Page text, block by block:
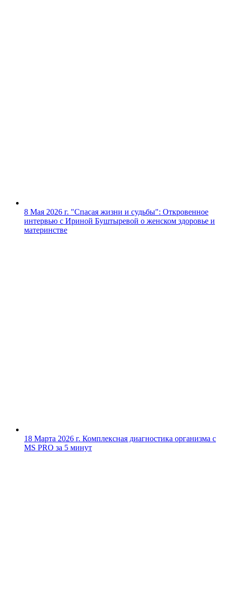
8 Мая 2026 г. "Спасая жизни и судьбы": Откровенное
интервью с Ириной Буштыревой о женском здоровье и
материнстве
18 Марта 2026 г. Комплексная диагностика организма с
MS PRO за 5 минут